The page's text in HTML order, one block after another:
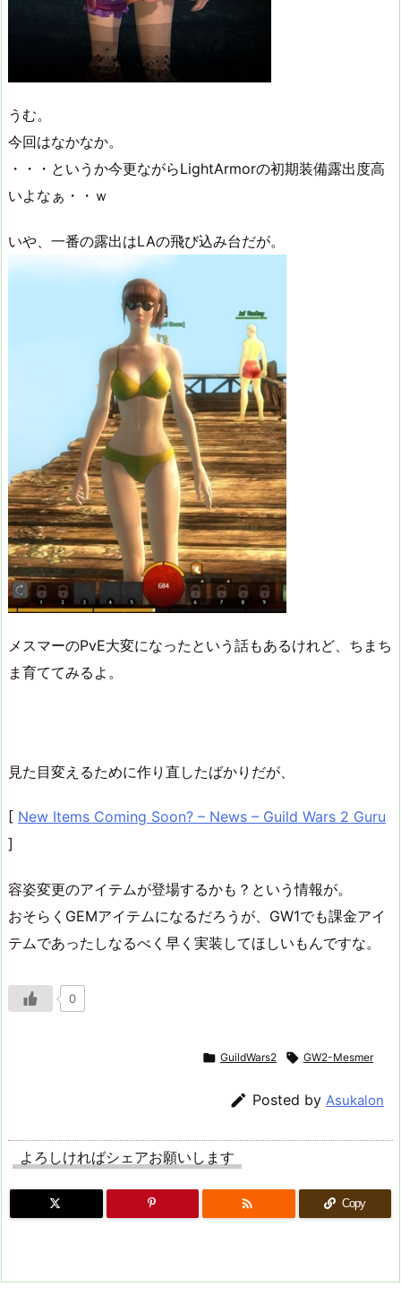
うむ。
今回はなかなか。
・・・というか今更ながらLightArmorの初期装備露出度高
いよなぁ・・ｗ
いや、一番の露出はLAの飛び込み台だが。
メスマーのPvE大変になったという話もあるけれど、ちまち
ま育ててみるよ。
見た目変えるために作り直したばかりだが、
[ New Items Coming Soon? – News – Guild Wars 2 Guru
]
容姿変更のアイテムが登場するかも？という情報が。
おそらくGEMアイテムになるだろうが、GW1でも課金アイ
テムであったしなるべく早く実装してほしいもんですな。
0
 GuildWars2  GW2-Mesmer
 Posted by Asukalon
よろしければシェアお願いします
 Copy